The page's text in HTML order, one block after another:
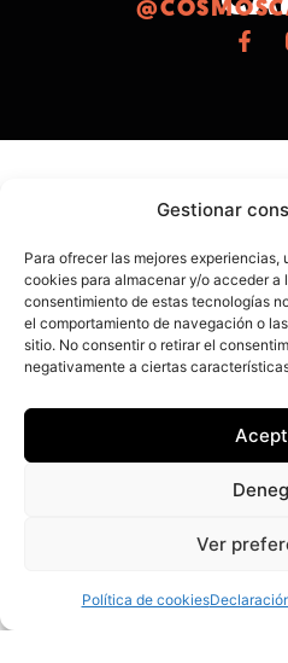
Gestionar
Para ofrecer las mejores
cookies para almacenar y/o acceder a
consentimiento de estas tecnologías
el comportamiento de navegación o
sitio. No consentir o retirar el
negativamente a ciertas
Ver
Política de cookies
Juan José